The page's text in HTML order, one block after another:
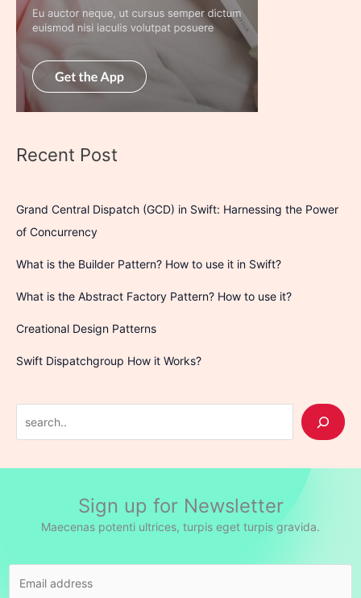
Recent Post
Grand Central Dispatch (GCD) in Swift: Harnessing the Power
of Concurrency
What is the Builder Pattern? How to use it in Swift?
What is the Abstract Factory Pattern? How to use it?
Creational Design Patterns
Swift Dispatchgroup How it Works?
e
Sign up for Newsletter
Maecenas potenti ultrices, turpis eget turpis gravida.